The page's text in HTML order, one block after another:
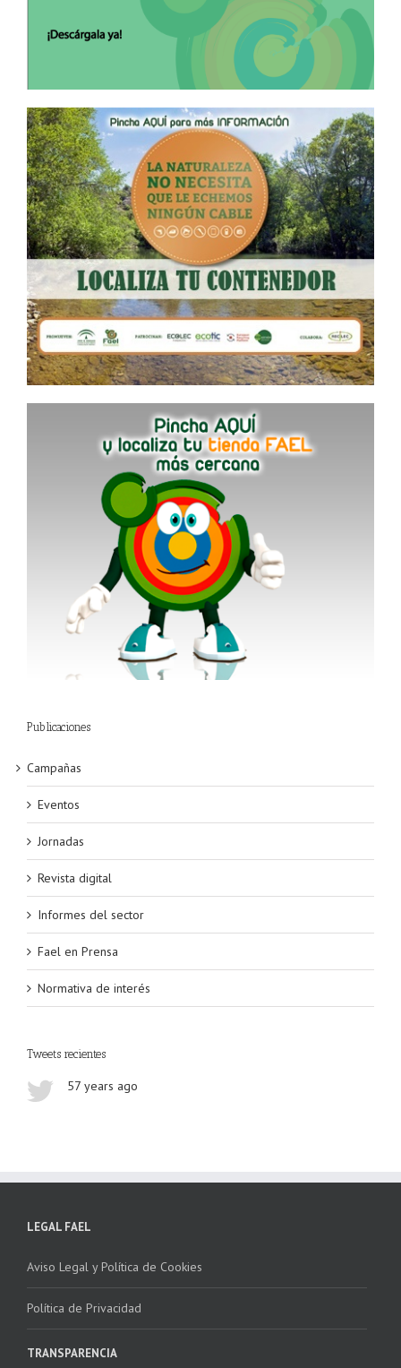
Publicaciones
Campañas
Eventos
Jornadas
Revista digital
Informes del sector
Fael en Prensa
Normativa de interés
Tweets recientes
57 years ago
LEGAL FAEL
Aviso Legal y Política de Cookies
Política de Privacidad
TRANSPARENCIA